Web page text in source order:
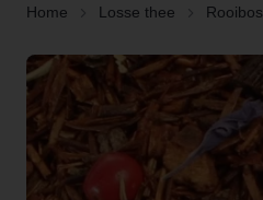
Home Losse thee Rooibos